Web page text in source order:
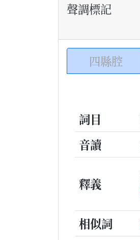
聲調標記
四縣腔
詞目
音讀
釋義
相似詞